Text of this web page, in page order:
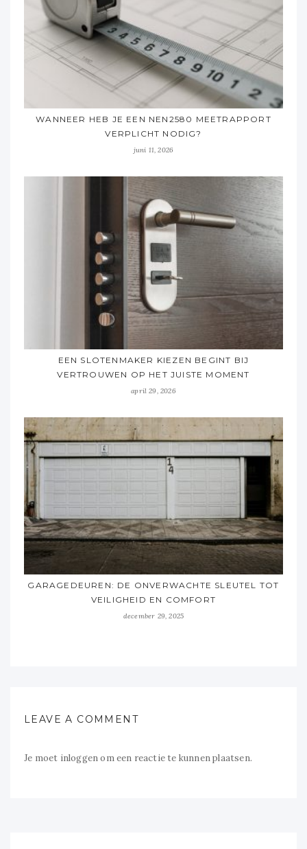
WANNEER HEB JE EEN NEN2580 MEETRAPPORT
VERPLICHT NODIG?
juni 11, 2026
EEN SLOTENMAKER KIEZEN BEGINT BIJ
VERTROUWEN OP HET JUISTE MOMENT
april 29, 2026
GARAGEDEUREN: DE ONVERWACHTE SLEUTEL TOT
VEILIGHEID EN COMFORT
december 29, 2025
LEAVE A COMMENT
Je moet inloggenom een reactie te kunnen plaatsen.